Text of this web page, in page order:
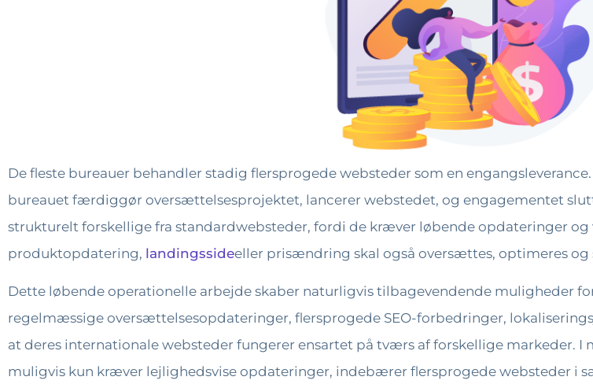
De fleste bureauer behandler stadig flersprogede websteder som en
bureauet færdiggør oversættelsesprojektet, lancerer webstedet, og engagementet
strukturelt forskellige fra standardwebsteder, fordi de kræver løbende opdateringer
produktopdatering, landingssideeller prisændring skal også oversættes, optimeres og
Dette løbende operationelle arbejde skaber naturligvis tilbagevendende muligheder
regelmæssige oversættelsesopdateringer, flersprogede SEO-forbedringer,
at deres internationale websteder fungerer ensartet på tværs af forskellige markeder.
muligvis kun kræver lejlighedsvise opdateringer, indebærer flersprogede websteder i